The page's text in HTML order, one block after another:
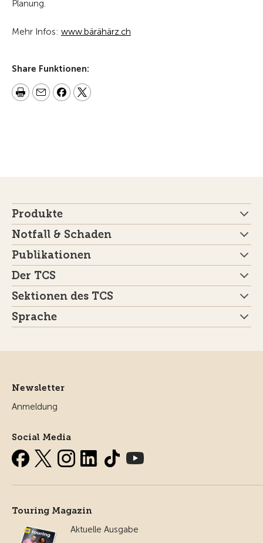
Planung.
Mehr Infos: www.bärähärz.ch
Share Funktionen:
Produkte
Notfall & Schaden
Publikationen
Der TCS
Sektionen des TCS
Sprache
Newsletter
Anmeldung
Social Media
Touring Magazin
Aktuelle Ausgabe